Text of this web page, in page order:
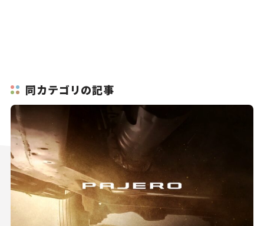
同カテゴリの記事